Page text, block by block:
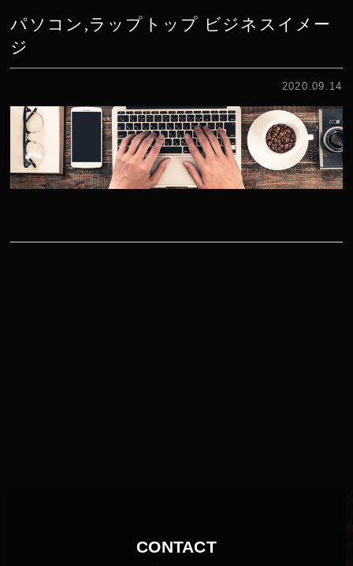
パソコン,ラップトップ ビジネスイメー
ジ
2020.09.14
CONTACT